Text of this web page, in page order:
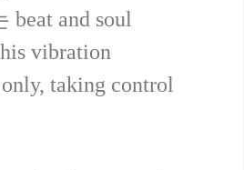
beat and soul
vibration
taking control